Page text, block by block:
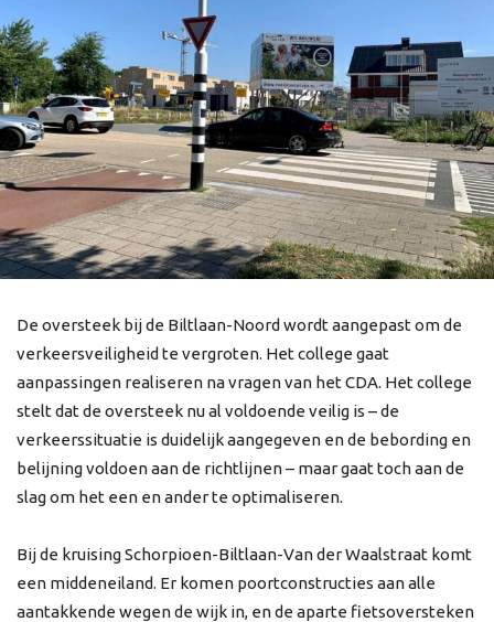
De oversteek bij de Biltlaan-Noord wordt aangepast om de
verkeersveiligheid te vergroten. Het college gaat
aanpassingen realiseren na vragen van het CDA. Het college
stelt dat de oversteek nu al voldoende veilig is – de
verkeerssituatie is duidelijk aangegeven en de bebording en
belijning voldoen aan de richtlijnen – maar gaat toch aan de
slag om het een en ander te optimaliseren.
Bij de kruising Schorpioen-Biltlaan-Van der Waalstraat komt
een middeneiland. Er komen poortconstructies aan alle
aantakkende wegen de wijk in, en de aparte fietsoversteken